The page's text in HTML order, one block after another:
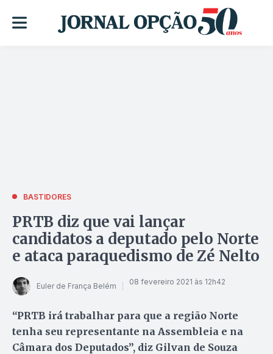
BASTIDORES
PRTB diz que vai lançar
candidatos a deputado pelo Norte
e ataca paraquedismo de Zé Nelto
Euler de França Belém 08 fevereiro 2021 às 12h42
“PRTB irá trabalhar para que a região Norte
tenha seu representante na Assembleia e na
Câmara dos Deputados”, diz Gilvan de Souza